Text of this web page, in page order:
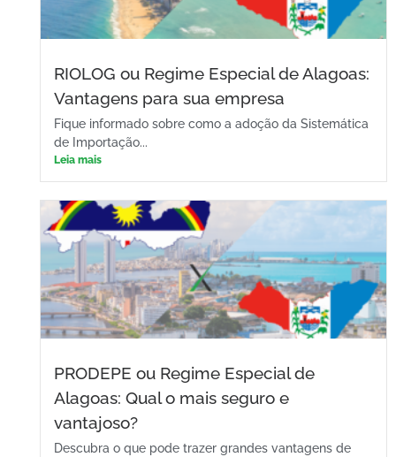
RIOLOG ou Regime Especial de Alagoas:
Vantagens para sua empresa
Fique informado sobre como a adoção da Sistemática
de Importação...
Leia mais
PRODEPE ou Regime Especial de
Alagoas: Qual o mais seguro e
vantajoso?
Descubra o que pode trazer grandes vantagens de